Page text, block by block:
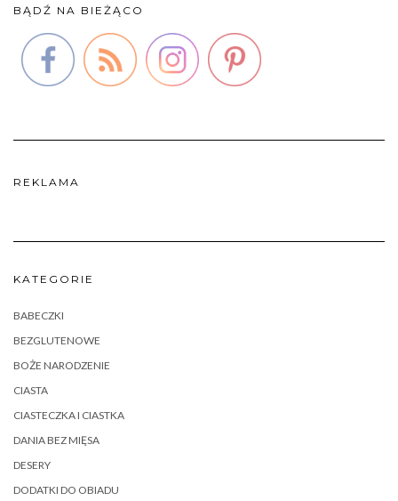
BĄDŹ NA BIEŻĄCO
REKLAMA
KATEGORIE
BABECZKI
BEZGLUTENOWE
BOŻE NARODZENIE
CIASTA
CIASTECZKA I CIASTKA
DANIA BEZ MIĘSA
DESERY
DODATKI DO OBIADU